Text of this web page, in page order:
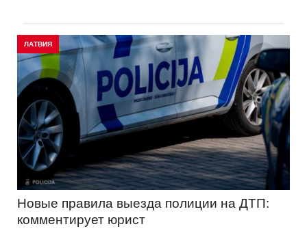
ЛАТВИЯ
Новые правила выезда полиции на ДТП:
комментирует юрист